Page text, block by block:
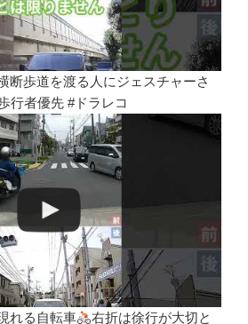
断歩道を渡る人にジェスチャーさ
行者優先 #ドラレコ
れる自転車
右折は徐行が大切と